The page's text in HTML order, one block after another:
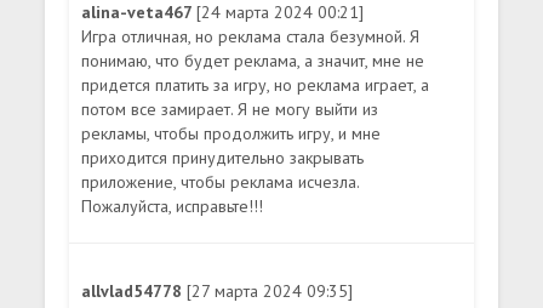
alina-veta467[24 марта 2024 00:21]
Игра отличная, но реклама стала безумной. Я
понимаю, что будет реклама, а значит, мне не
придется платить за игру, но реклама играет, а
потом все замирает. Я не могу выйти из
рекламы, чтобы продолжить игру, и мне
приходится принудительно закрывать
приложение, чтобы реклама исчезла.
Пожалуйста, исправьте!!!
allvlad54778[27 марта 2024 09:35]